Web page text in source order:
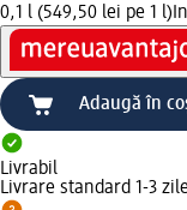
0,1 l (549,50 lei pe 1 l)
Adaugă în
Livrabil
Livrare standard 1-3